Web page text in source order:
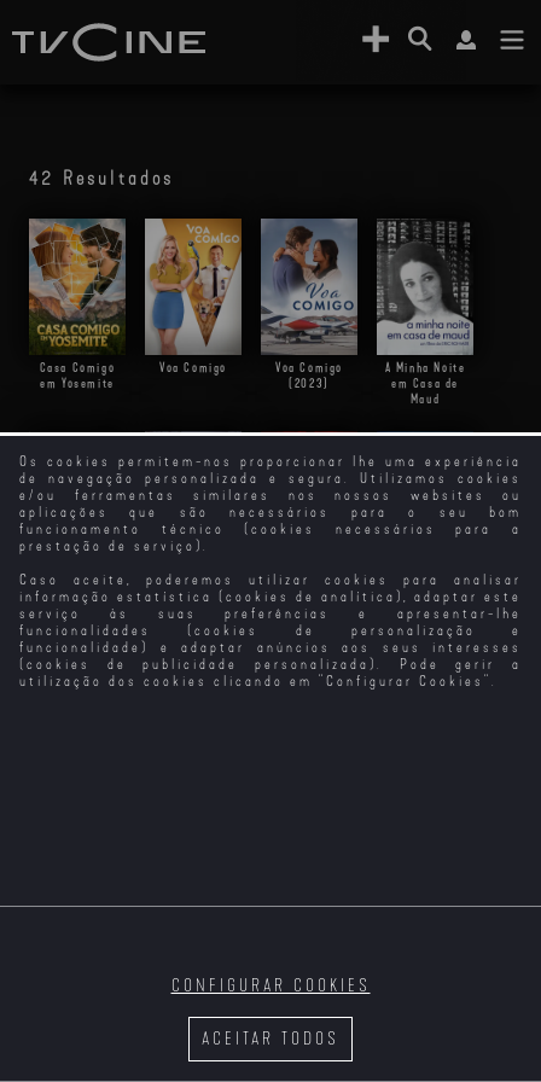
Os cookies permitem-nos proporcionar lhe uma experiência
de navegação personalizada e segura. Utilizamos cookies
e/ou ferramentas similares nos nossos websites ou
aplicações que são necessários para o seu bom
funcionamento técnico (cookies necessários para a
prestação de serviço).
Caso aceite, poderemos utilizar cookies para analisar
informação estatística (cookies de analítica), adaptar este
serviço às suas preferências e apresentar-lhe
funcionalidades (cookies de personalização e
funcionalidade) e adaptar anúncios aos seus interesses
(cookies de publicidade personalizada). Pode gerir a
utilização dos cookies clicando em " Configurar Cookies ".
ACEITAR TODOS
CONFIGURAR COOKIES
42 Resultados
Casa Comigo
em Yosemite
Voa Comigo
Voa Comigo
(2023)
A Minha Noite
em Casa de
Maud
A Maldição Da
Casa
Winchester
Não Há Como a
Nossa Casa
Annabelle 3 - O
Regresso A
Casa
A Casa do Diabo
Ace Ventura Em
Em Paris